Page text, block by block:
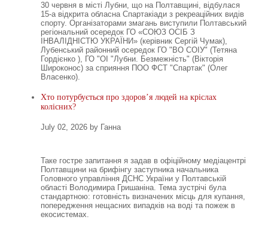
30 червня в місті Лубни, що на Полтавщині, відбулася
15-а відкрита обласна Спартакіади з рекреаційних видів
спорту. Організаторами змагань виступили Полтавський
регіональний осередок ГО «СОЮЗ ОСІБ З
ІНВАЛІДНІСТЮ УКРАЇНИ» (керівник Сергій Чумак),
Лубенський районний осередок ГО "ВО СОІУ" (Тетяна
Гордієнко ), ГО "ОІ "Лубни. Безмежність" (Вікторія
Широконос) за сприяння ПОО ФСТ "Спартак" (Олег
Власенко).
Хто потурбується про здоров’я людей на кріслах
колісних?
July 02, 2026 by Ганна
Таке гостре запитання я задав в офіційному медіацентрі
Полтавщини на брифінгу заступника начальника
Головного управління ДСНС України у Полтавській
області Володимира Гришаніна. Тема зустрічі була
стандартною: готовність визначених місць для купання,
попередження нещасних випадків на воді та пожеж в
екосистемах.